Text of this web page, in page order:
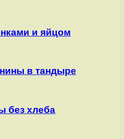
и яйцом
в тандыре
без хлеба